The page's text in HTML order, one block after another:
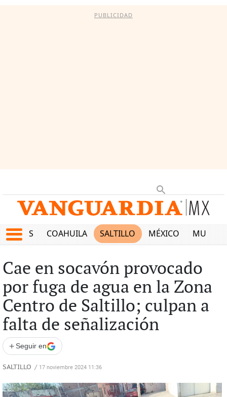
PUBLICIDAD
JUEGOS COAHUILA SALTILLO MÉXICO MUNDO
Cae en socavón provocado
por fuga de agua en la Zona
Centro de Saltillo; culpan a
falta de señalización
+ Seguir en
SALTILLO / 17 noviembre 2024 11:36